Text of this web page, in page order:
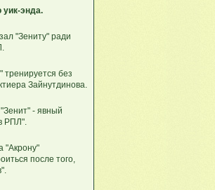
уик-энда.
"Зениту" ради
тренируется без
Зайнутдинова.
- явный
РПЛ".
"Акрону"
после того,